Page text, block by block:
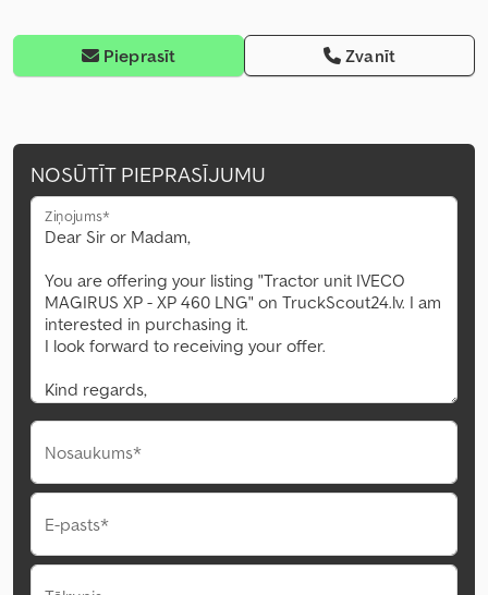
Pieprasīt Zvanīt
NOSŪTĪT PIEPRASĪJUMU
Ziņojums*
Nosaukums*
E-pasts*